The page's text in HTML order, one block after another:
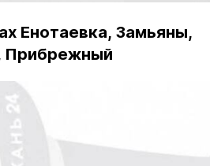
Енотаевка, Замьяны,
Прибрежный